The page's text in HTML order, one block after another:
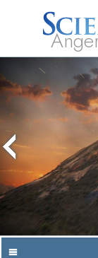
L. Ron Hubbard